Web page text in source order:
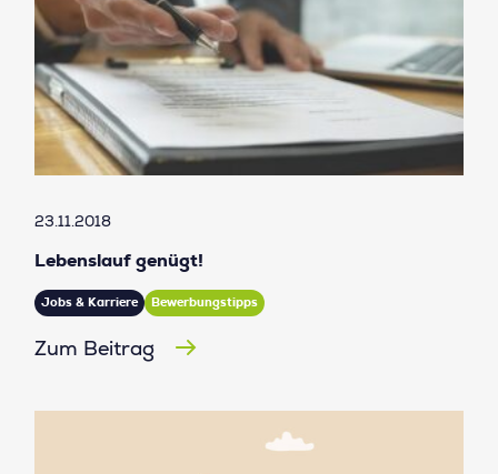
23.11.2018
Lebenslauf genügt!
Jobs & Karriere Bewerbungstipps
Zum Beitrag